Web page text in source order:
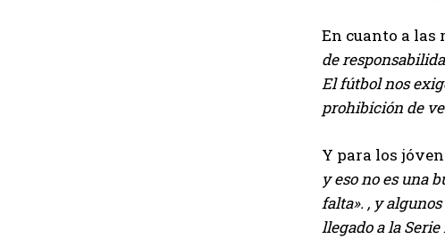
En cuanto a las
de
El fútbol nos
prohibición de
Y para los
y eso no es una
falta». , y
llegado a la